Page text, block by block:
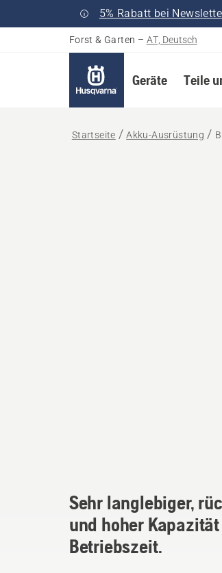
5% Rabatt bei
Forst & Garten – AT, Deutsch
Geräte Teile
Startseite Akku-Ausrüstung
Sehr langlebiger,
und hoher
Betriebszeit.